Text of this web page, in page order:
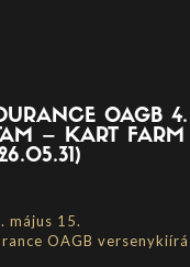
OAGB 4.
– KART FARM
május 15.
OAGB